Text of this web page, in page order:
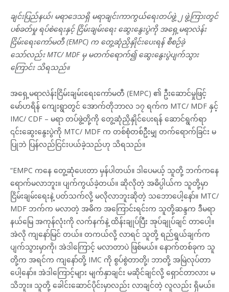
ချင်းပြည်နယ်၊ မရာဒေသရှိ မရာချင်းကာကွယ်ရေးတပ်ဖွဲ့ ၂ ဖွဲ့ကြားတွင်
ပစ်ခတ်မှု ရပ်စဲရေးနှင့် ငြိမ်းချမ်းရေး ဆွေးနွေးပွဲကို အရှေ့မရာလဲန်း
ငြိမ်းရေးကော်မတီ (EMPC) က တွေ့ဆုံညှိနှိုင်းပေးရန် စီစဉ်ခဲ့
သော်လည်း MTC/ MDF မှ မတက်ရောက်၍ ဆွေးနွေးပွဲပျက်သွား
ကြောင်း သိရသည်။
အရှေ့မရာလဲန်းငြိမ်းချမ်းရေးကော်မတီ (EMPC) ၏ ဦးဆောင်မှုဖြင့်
မော်ဟရိန် ကျေးရွာတွင် အောက်တိုဘာလ ၁၇ ရက်က MTC/ MDF နှင့်
IMC/ CDF – မရာ တပ်ဖွဲ့တို့ကို တွေ့ဆုံညှိနှိုင်ပေးရန် ဆောင်ရွက်ရာ
၎င်းဆွေးနွေးပွဲကို MTC/ MDF က တစ်စုံတစ်ဦးမျှ တက်ရောက်ခြင်း မ
ပြုဘဲ ပြန်လည်ငြင်းပယ်ခဲ့သည်ဟု သိရသည်။
“EMPC ကနေ တွေ့ဆုံပေးတာ မှန်ပါတယ်။ ဒါပေမယ့် သူတို့ ဘက်ကနေ
ရောက်မလာဘူး။ ပျက်ကွယ်ခဲ့တယ်။ ဆိုလိုတဲ့ အဓိပ္ပါယ်က သူတို့မှာ
ငြိမ်းချမ်းရေးနဲ့ ပတ်သက်လို့ မလိုလာဘူးဆိုတဲ့ သဘောပေါ့နော်။ MTC/
MDF ဘက်က မလာတဲ့ အဓိက အကြောင်းရင်းက သူတို့ဆန္ဒက ဒီမရာ
နယ်မြေ အကုန်လုံးကို လက်နက်နဲ့ ထိန်းချုပ်ပြီး အုပ်ချုပ်ချင် တာပေါ့။
အဲလို ကျနော်မြင် တယ်။ တကယ်လို့ လာရင် သူတို့ ရည်ရွယ်ချက်က
ပျက်သွားမှာကို၊ အဲဒါကြောင့် မလာတာပဲ ဖြစ်မယ်။ နောက်တစ်ခုက သူ
တို့က အရင်က ကျနော်တို့ IMC ကို စွပ်စွဲတာတို့၊ ဘာတို့ အမြဲလုပ်တာ
ပေါ့နော်။ အဲဒါကြောင့်များ မျက်နှာချင်း မဆိုင်ချင်လို့ ရှောင်တာလား မ
သိဘူး။ သူတို့ ခေါင်းဆောင်ပိုင်းမှာလည်း လာချင်တဲ့ လူလည်း ရှိမယ်။